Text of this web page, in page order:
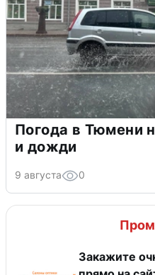
Погода в Тюмени
и дожди
9 августа 0
Закажите